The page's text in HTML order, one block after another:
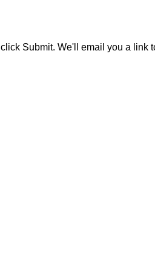
Submit. We'll email you a